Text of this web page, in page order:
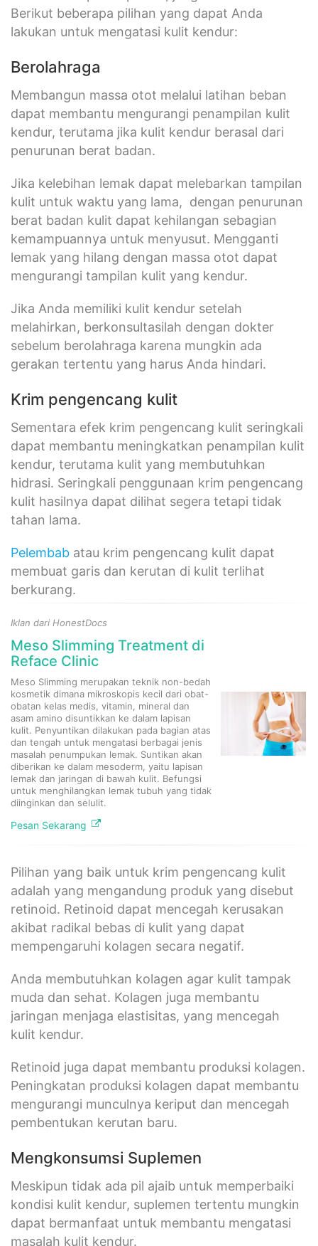
Berikut beberapa pilihan yang dapat Anda
lakukan untuk mengatasi kulit kendur:
Berolahraga
Membangun massa otot melalui latihan beban
dapat membantu mengurangi penampilan kulit
kendur, terutama jika kulit kendur berasal dari
penurunan berat badan.
Jika kelebihan lemak dapat melebarkan tampilan
kulit untuk waktu yang lama, dengan penurunan
berat badan kulit dapat kehilangan sebagian
kemampuannya untuk menyusut. Mengganti
lemak yang hilang dengan massa otot dapat
mengurangi tampilan kulit yang kendur.
Jika Anda memiliki kulit kendur setelah
melahirkan, berkonsultasilah dengan dokter
sebelum berolahraga karena mungkin ada
gerakan tertentu yang harus Anda hindari.
Krim pengencang kulit
Sementara efek krim pengencang kulit seringkali
dapat membantu meningkatkan penampilan kulit
kendur, terutama kulit yang membutuhkan
hidrasi. Seringkali penggunaan krim pengencang
kulit hasilnya dapat dilihat segera tetapi tidak
tahan lama.
Pelembab atau krim pengencang kulit dapat
membuat garis dan kerutan di kulit terlihat
berkurang.
Iklan dari HonestDocs
Meso Slimming Treatment di
Reface Clinic
Meso Slimming merupakan teknik non-bedah
kosmetik dimana mikroskopis kecil dari obat-
obatan kelas medis, vitamin, mineral dan
asam amino disuntikkan ke dalam lapisan
kulit. Penyuntikan dilakukan pada bagian atas
dan tengah untuk mengatasi berbagai jenis
masalah penumpukan lemak. Suntikan akan
diberikan ke dalam mesoderm, yaitu lapisan
lemak dan jaringan di bawah kulit. Befungsi
untuk menghilangkan lemak tubuh yang tidak
diinginkan dan selulit.
Pesan Sekarang
Pilihan yang baik untuk krim pengencang kulit
adalah yang mengandung produk yang disebut
retinoid. Retinoid dapat mencegah kerusakan
akibat radikal bebas di kulit yang dapat
mempengaruhi kolagen secara negatif.
Anda membutuhkan kolagen agar kulit tampak
muda dan sehat. Kolagen juga membantu
jaringan menjaga elastisitas, yang mencegah
kulit kendur.
Retinoid juga dapat membantu produksi kolagen.
Peningkatan produksi kolagen dapat membantu
mengurangi munculnya keriput dan mencegah
pembentukan kerutan baru.
Mengkonsumsi Suplemen
Meskipun tidak ada pil ajaib untuk memperbaiki
kondisi kulit kendur, suplemen tertentu mungkin
dapat bermanfaat untuk membantu mengatasi
masalah kulit kendur.